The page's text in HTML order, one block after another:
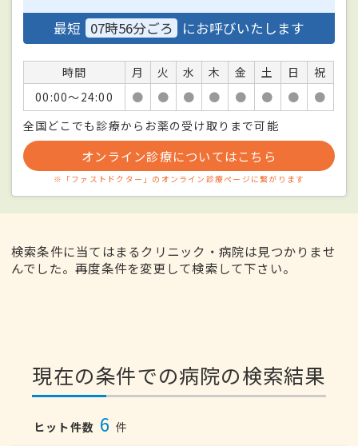
最短 07時56分ごろ にお呼びいたします
時間 月 火 水 木 金 土 日
祝
00:00〜24:00
● ● ● ● ● ● ●
●
全国どこでも診療からお薬の受け取りまで可能
オンライン診療についてはこちら
※「ファストドクター」のオンライン診療ページに繋がります
検索条件に当てはまるクリニック・病院は見つかりませ
んでした。再度条件を変更して検索して下さい。
現在の条件での病院の検索結果
ヒット件数 6 件